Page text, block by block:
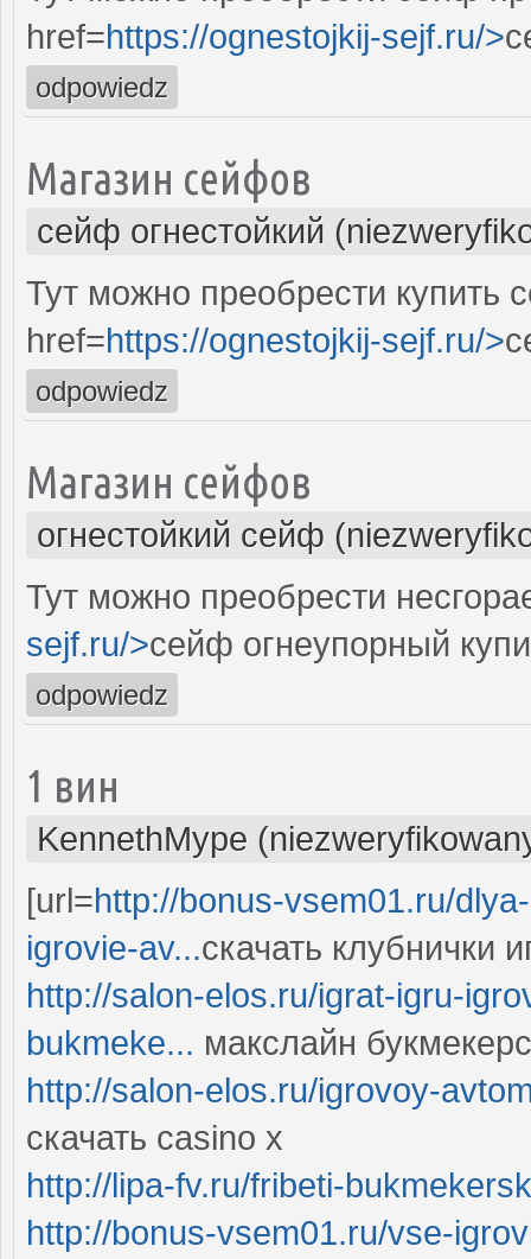
href=https://ognestojkij-sejf.ru/>
odpowiedz
Магазин сейфов
сейф огнестойкий
Тут можно преобрести купить
href=https://ognestojkij-sejf.ru/>
odpowiedz
Магазин сейфов
огнестойкий сейф
Тут можно преобрести
sejf.ru/>сейф огнеупорный
odpowiedz
1 вин
KennethMype
[url=http://bonus-vsem01.ru/
igrovie-av...скачать клубнички
http://salon-elos.ru/igrat-igru-
bukmeke... макслайн
http://salon-elos.ru/igrovoy-
скачать casino x
http://lipa-fv.ru/fribeti-
http://bonus-vsem01.ru/vse-